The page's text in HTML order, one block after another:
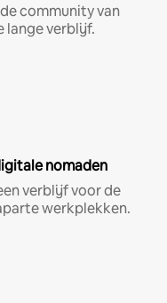
community van
lange verblijf.
nomaden
verblijf voor de
werkplekken.